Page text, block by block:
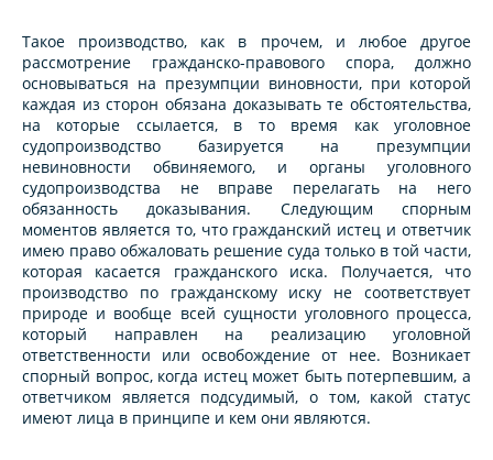
Такое производство, как в прочем, и любое другое
рассмотрение гражданско-правового спора, должно
основываться на презумпции виновности, при которой
каждая из сторон обязана доказывать те обстоятельства,
на которые ссылается, в то время как уголовное
судопроизводство базируется на презумпции
невиновности обвиняемого, и органы уголовного
судопроизводства не вправе перелагать на него
обязанность доказывания. Следующим спорным
моментов является то, что гражданский истец и ответчик
имею право обжаловать решение суда только в той части,
которая касается гражданского иска. Получается, что
производство по гражданскому иску не соответствует
природе и вообще всей сущности уголовного процесса,
который направлен на реализацию уголовной
ответственности или освобождение от нее. Возникает
спорный вопрос, когда истец может быть потерпевшим, а
ответчиком является подсудимый, о том, какой статус
имеют лица в принципе и кем они являются.